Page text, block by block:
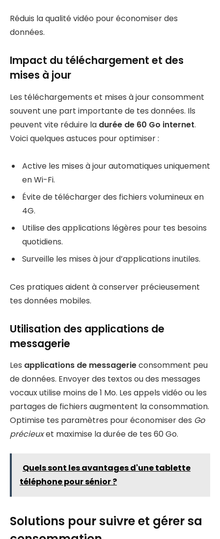
Réduis la qualité vidéo pour économiser des
données.
Impact du téléchargement et des
mises à jour
Les téléchargements et mises à jour consomment
souvent une part importante de tes données. Ils
peuvent vite réduire la durée de 60 Go internet.
Voici quelques astuces pour optimiser :
Active les mises à jour automatiques uniquement
en Wi-Fi.
Évite de télécharger des fichiers volumineux en
4G.
Utilise des applications légères pour tes besoins
quotidiens.
Surveille les mises à jour d’applications inutiles.
Ces pratiques aident à conserver précieusement
tes données mobiles.
Utilisation des applications de
messagerie
Les applications de messagerieconsomment peu
de données. Envoyer des textos ou des messages
vocaux utilise moins de 1 Mo. Les appels vidéo ou les
partages de fichiers augmentent la consommation.
Optimise tes paramètres pour économiser des Go
précieuxet maximise la durée de tes 60 Go.
Quels sont les avantages d'une tablette
téléphone pour sénior ?
Solutions pour suivre et gérer sa